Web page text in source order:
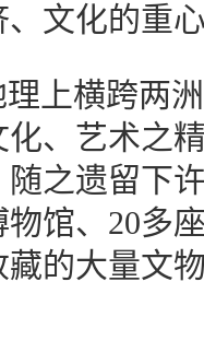
文化的重
上横跨两
、艺术之
之遗留下
馆、20多
的大量文